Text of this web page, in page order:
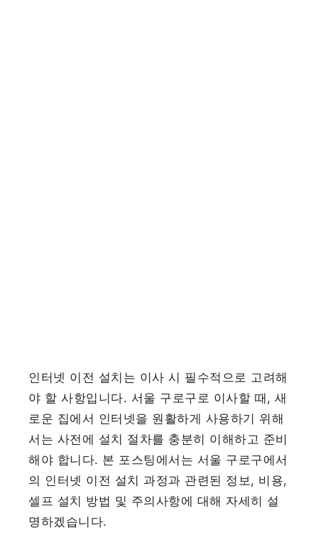
인터넷 이전 설치는 이사 시 필수적으로 고려해
야 할 사항입니다. 서울 구로구로 이사할 때, 새
로운 집에서 인터넷을 원활하게 사용하기 위해
서는 사전에 설치 절차를 충분히 이해하고 준비
해야 합니다. 본 포스팅에서는 서울 구로구에서
의 인터넷 이전 설치 과정과 관련된 정보, 비용,
셀프 설치 방법 및 주의사항에 대해 자세히 설
명하겠습니다.